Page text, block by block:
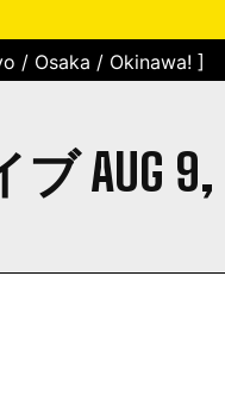
/ Osaka / Okinawa! ]
AUG 9,